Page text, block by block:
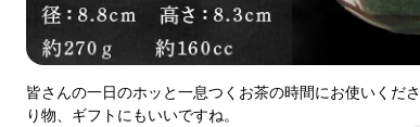
皆さんの一日のホッと一息つくお茶の時間にお使いくだ
り物、ギフトにもいいですね。